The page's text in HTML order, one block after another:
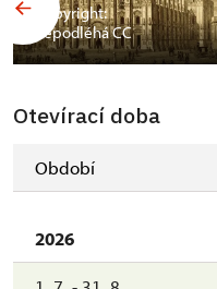
Copyright:
nepodléhá CC
Otevírací doba
Období
2026